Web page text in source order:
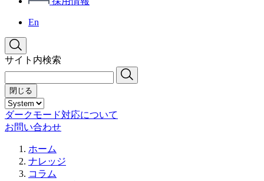
En
サイト内検索
閉じる
ダークモード対応について
お問い合わせ
ホーム
ナレッジ
コラム